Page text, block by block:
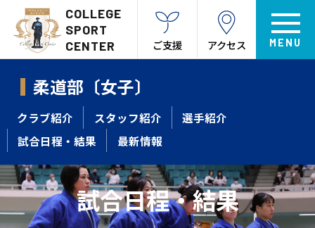
COLLEGE
SPORT
CENTER
ご支援 アクセス
柔道部〔女子〕
クラブ紹介 スタッフ紹介
選手紹介
試合日程・結果
最新情報
試合日程・結果